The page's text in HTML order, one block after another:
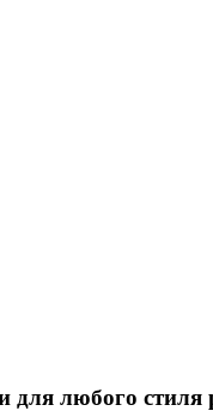
для любого стиля